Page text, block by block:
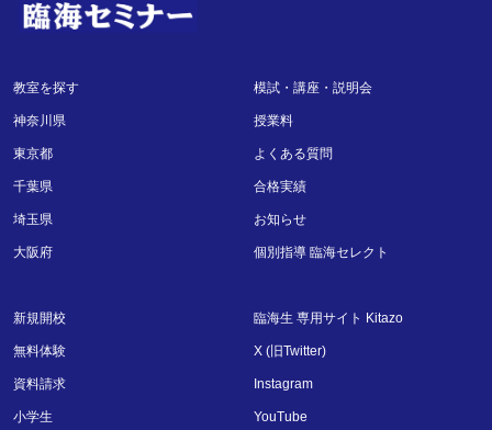
教室を探す
神奈川県
東京都
千葉県
埼玉県
大阪府
新規開校
無料体験
資料請求
小学生
模試・講座・説明会
授業料
よくある質問
合格実績
お知らせ
個別指導 臨海セレクト
臨海生 専用サイト Kitazo
X (旧Twitter)
Instagram
YouTube